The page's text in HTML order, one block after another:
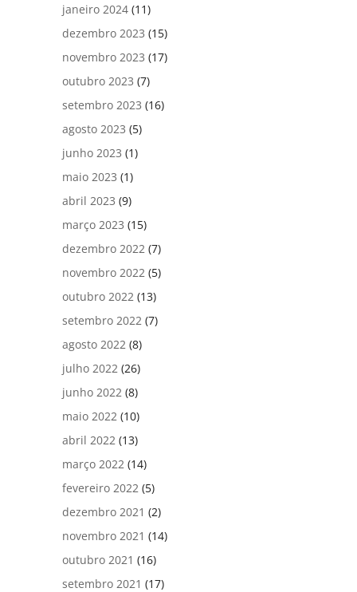
janeiro 2024 (11)
dezembro 2023 (15)
novembro 2023 (17)
outubro 2023 (7)
setembro 2023 (16)
agosto 2023 (5)
junho 2023 (1)
maio 2023 (1)
abril 2023 (9)
março 2023 (15)
dezembro 2022 (7)
novembro 2022 (5)
outubro 2022 (13)
setembro 2022 (7)
agosto 2022 (8)
julho 2022 (26)
junho 2022 (8)
maio 2022 (10)
abril 2022 (13)
março 2022 (14)
fevereiro 2022 (5)
dezembro 2021 (2)
novembro 2021 (14)
outubro 2021 (16)
setembro 2021 (17)